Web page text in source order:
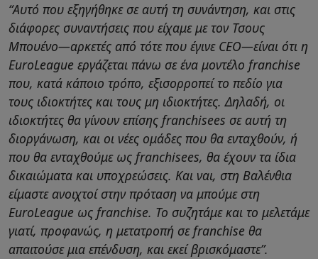
“Αυτό που εξηγήθηκε σε αυτή τη συνάντηση, και στις
διάφορες συναντήσεις που είχαμε με τον Τσους
Μπουένο—αρκετές από τότε που έγινε CEO—είναι ότι η
EuroLeague εργάζεται πάνω σε ένα μοντέλο franchise
που, κατά κάποιο τρόπο, εξισορροπεί το πεδίο για
τους ιδιοκτήτες και τους μη ιδιοκτήτες. Δηλαδή, οι
ιδιοκτήτες θα γίνουν επίσης franchisees σε αυτή τη
διοργάνωση, και οι νέες ομάδες που θα ενταχθούν, ή
που θα ενταχθούμε ως franchisees, θα έχουν τα ίδια
δικαιώματα και υποχρεώσεις. Και ναι, στη Βαλένθια
είμαστε ανοιχτοί στην πρόταση να μπούμε στη
EuroLeague ως franchise. Το συζητάμε και το μελετάμε
γιατί, προφανώς, η μετατροπή σε franchise θα
απαιτούσε μια επένδυση, και εκεί βρισκόμαστε”.